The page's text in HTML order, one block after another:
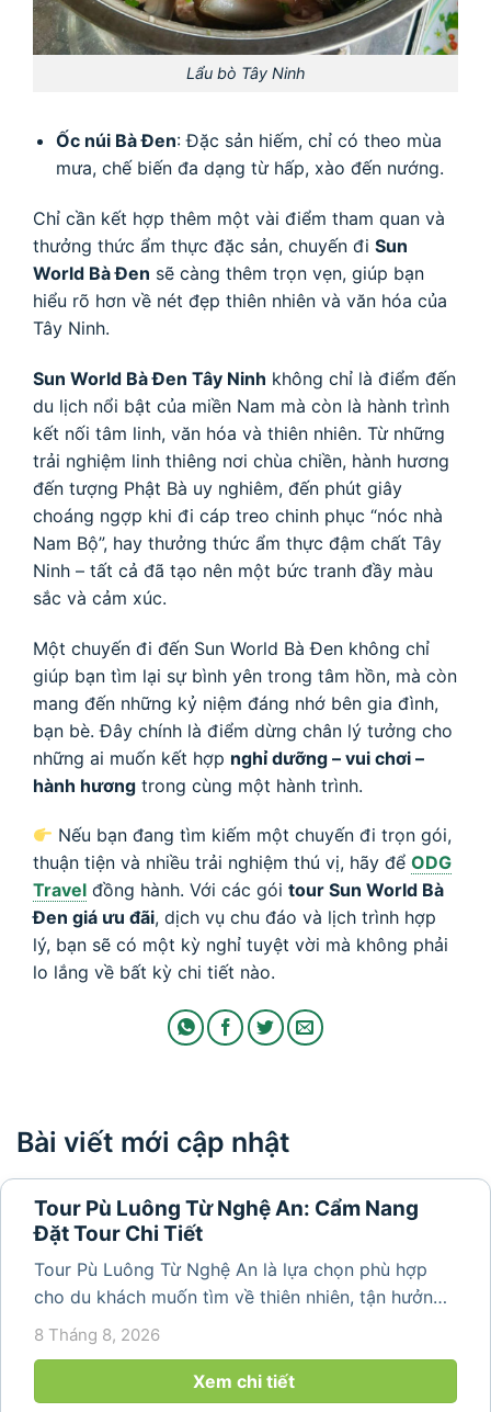
Lẩu bò Tây Ninh
Ốc núi Bà Đen: Đặc sản hiếm, chỉ có theo mùa
mưa, chế biến đa dạng từ hấp, xào đến nướng.
Chỉ cần kết hợp thêm một vài điểm tham quan và
thưởng thức ẩm thực đặc sản, chuyến đi Sun
World Bà Đen sẽ càng thêm trọn vẹn, giúp bạn
hiểu rõ hơn về nét đẹp thiên nhiên và văn hóa của
Tây Ninh.
Sun World Bà Đen Tây Ninh không chỉ là điểm đến
du lịch nổi bật của miền Nam mà còn là hành trình
kết nối tâm linh, văn hóa và thiên nhiên. Từ những
trải nghiệm linh thiêng nơi chùa chiền, hành hương
đến tượng Phật Bà uy nghiêm, đến phút giây
choáng ngợp khi đi cáp treo chinh phục “nóc nhà
Nam Bộ”, hay thưởng thức ẩm thực đậm chất Tây
Ninh – tất cả đã tạo nên một bức tranh đầy màu
sắc và cảm xúc.
Một chuyến đi đến Sun World Bà Đen không chỉ
giúp bạn tìm lại sự bình yên trong tâm hồn, mà còn
mang đến những kỷ niệm đáng nhớ bên gia đình,
bạn bè. Đây chính là điểm dừng chân lý tưởng cho
những ai muốn kết hợp nghỉ dưỡng – vui chơi –
hành hương trong cùng một hành trình.
Nếu bạn đang tìm kiếm một chuyến đi trọn gói,
thuận tiện và nhiều trải nghiệm thú vị, hãy để ODG
Travel đồng hành. Với các gói tour Sun World Bà
Đen giá ưu đãi, dịch vụ chu đáo và lịch trình hợp
lý, bạn sẽ có một kỳ nghỉ tuyệt vời mà không phải
lo lắng về bất kỳ chi tiết nào.
Bài viết mới cập nhật
Tour Pù Luông Từ Nghệ An: Cẩm Nang
Đặt Tour Chi Tiết
Tour Pù Luông Từ Nghệ An là lựa chọn phù hợp
cho du khách muốn tìm về thiên nhiên, tận hưởng
không khí trong lành và khám phá vẻ đẹp bình yên
8 Tháng 8, 2026
Xem chi tiết